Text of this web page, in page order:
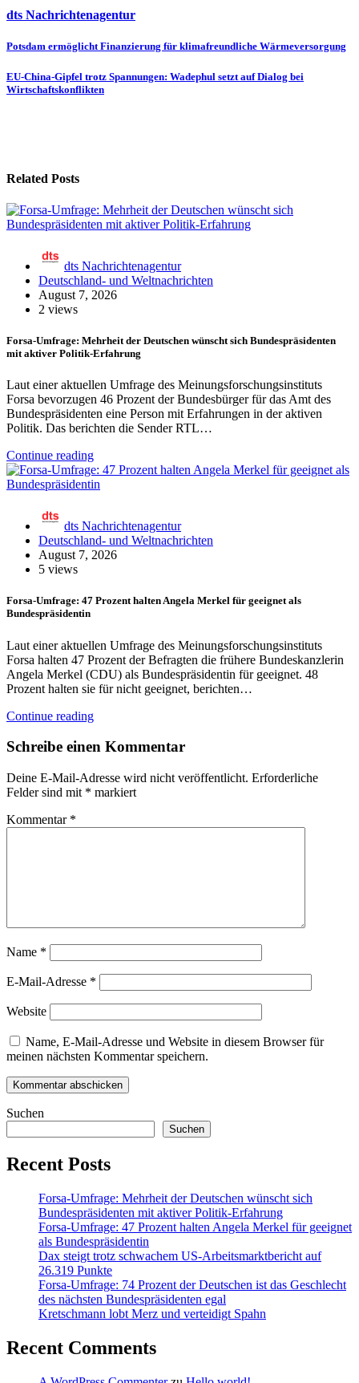
dts Nachrichtenagentur
Beitragsnavigation
Potsdam ermöglicht Finanzierung für klimafreundliche Wärmeversorgung
EU-China-Gipfel trotz Spannungen: Wadephul setzt auf Dialog bei
Wirtschaftskonflikten
Related Posts
dts Nachrichtenagentur
Deutschland- und Weltnachrichten
August 7, 2026
2 views
Forsa-Umfrage: Mehrheit der Deutschen wünscht sich Bundespräsidenten
mit aktiver Politik-Erfahrung
Laut einer aktuellen Umfrage des Meinungsforschungsinstituts
Forsa bevorzugen 46 Prozent der Bundesbürger für das Amt des
Bundespräsidenten eine Person mit Erfahrungen in der aktiven
Politik. Das berichten die Sender RTL…
Continue reading
dts Nachrichtenagentur
Deutschland- und Weltnachrichten
August 7, 2026
5 views
Forsa-Umfrage: 47 Prozent halten Angela Merkel für geeignet als
Bundespräsidentin
Laut einer aktuellen Umfrage des Meinungsforschungsinstituts
Forsa halten 47 Prozent der Befragten die frühere Bundeskanzlerin
Angela Merkel (CDU) als Bundespräsidentin für geeignet. 48
Prozent halten sie für nicht geeignet, berichten…
Continue reading
Schreibe einen Kommentar
Deine E-Mail-Adresse wird nicht veröffentlicht. Erforderliche
Felder sind mit * markiert
Kommentar *
Name *
E-Mail-Adresse *
Website
Name, E-Mail-Adresse und Website in diesem Browser für
meinen nächsten Kommentar speichern.
Suchen
Suchen
Recent Posts
Forsa-Umfrage: Mehrheit der Deutschen wünscht sich
Bundespräsidenten mit aktiver Politik-Erfahrung
Forsa-Umfrage: 47 Prozent halten Angela Merkel für geeignet
als Bundespräsidentin
Dax steigt trotz schwachem US-Arbeitsmarktbericht auf
26.319 Punkte
Forsa-Umfrage: 74 Prozent der Deutschen ist das Geschlecht
des nächsten Bundespräsidenten egal
Kretschmann lobt Merz und verteidigt Spahn
Recent Comments